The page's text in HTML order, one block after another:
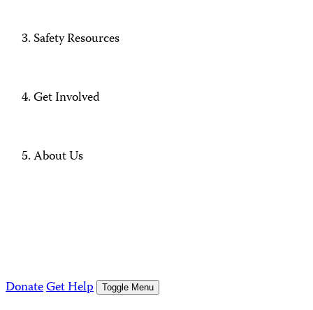
Safety Resources
Get Involved
About Us
DonateGet Help Toggle Menu